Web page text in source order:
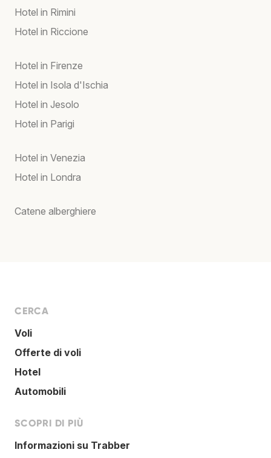
Hotel in Rimini
Hotel in Riccione
Hotel in Firenze
Hotel in Isola d'Ischia
Hotel in Jesolo
Hotel in Parigi
Hotel in Venezia
Hotel in Londra
Catene alberghiere
CERCA
Voli
Offerte di voli
Hotel
Automobili
SCOPRI DI PIÙ
Informazioni su Trabber